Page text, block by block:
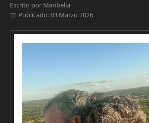
Escrito por Maribelia
Publicado: 03 Marzo 2026